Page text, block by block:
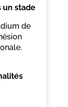
un stade
de